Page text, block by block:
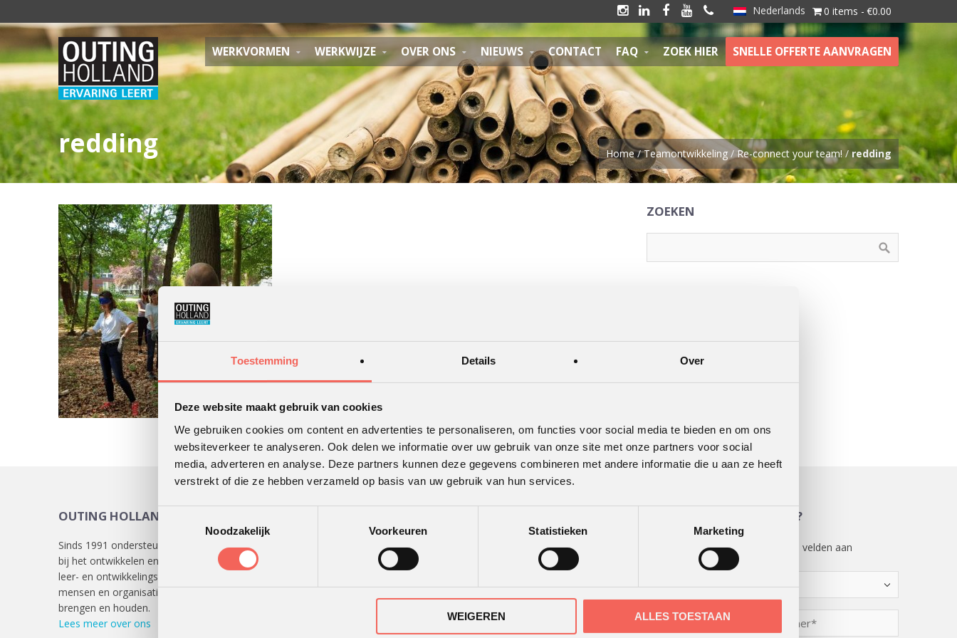
Toestemming Details Over
Deze website maakt gebruik van cookies
We gebruiken cookies om content en advertenties te personaliseren, om functies voor social media te bieden en om ons
websiteverkeer te analyseren. Ook delen we informatie over uw gebruik van onze site met onze partners voor social
media, adverteren en analyse. Deze partners kunnen deze gegevens combineren met andere informatie die u aan ze heeft
verstrekt of die ze hebben verzameld op basis van uw gebruik van hun services.
Toestemmingsselectie
Noodzakelijk
Voorkeuren Statistieken Marketing
WEIGEREN ALLES TOESTAAN
0 items €0.00
Nederlands
    
WERKVORMEN WERKWIJZE OVER ONS NIEUWS CONTACT FAQ ZOEK HIER SNELLE OFFERTE AANVRAGEN
redding Home/Teamontwikkeling /Re-connect your team! /redding
ZOEKEN
OUTING HOLLAND
Sinds 1991 ondersteunen we klanten
bij het ontwikkelen en uitvoeren van
leer- en ontwikkelingsprocessen die
mensen en organisaties in beweging
brengen en houden.
Lees meer over ons
de beoordelingen van
MEER WETEN?
"*" geeft vereiste velden aan
een
optie
*
Telefoonnummer